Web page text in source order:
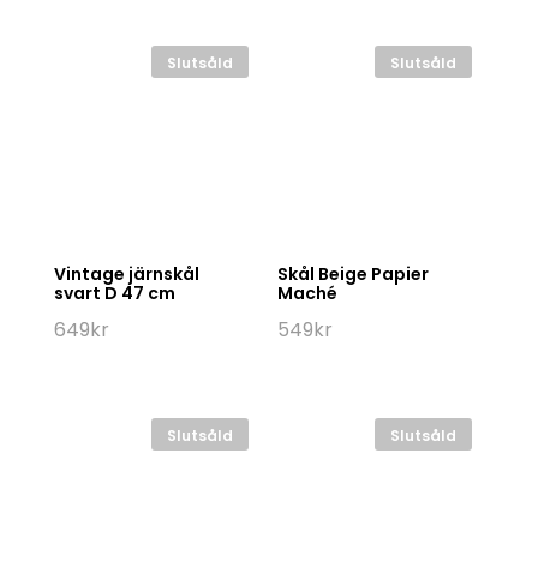
Slutsåld
Vintage järnskål
svart D 47 cm
649kr
Slutsåld
Skål Beige Papier
Maché
549kr
Slutsåld Slutsåld